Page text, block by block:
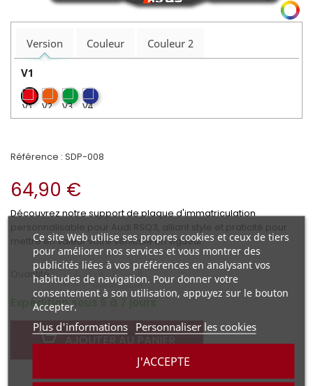
Ce site Web utilise ses propres cookies et ceux de tiers
pour améliorer nos services et vous montrer des
publicités liées à vos préférences en analysant vos
habitudes de navigation. Pour donner votre
consentement à son utilisation, appuyez sur le bouton
Accepter.
Plus d'informations Personnaliser les cookies
J'ACCEPTE
Version Couleur Couleur 2
V1
Référence : SDP-008
64,90 €
Découvrez notre support de plaque d'immatriculation
personnalisable pour Audi RSQ3, alliant style et praticité pour
mettre en valeur votre véhicule en vigueur.
Quantité : +
-
Expédition sous 5 à 7 jours
AJOUTER AU PANIER